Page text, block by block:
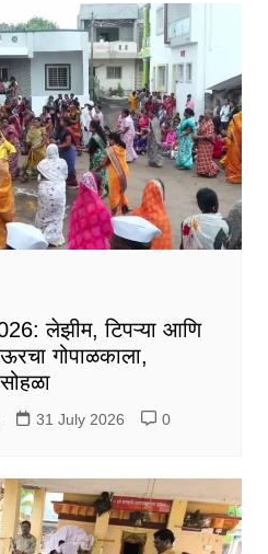
लेझीम, टिपऱ्या आणि
गोपाळकाला,
31 July 2026 0